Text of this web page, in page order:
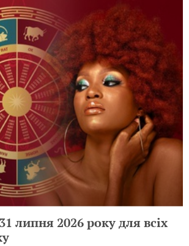
липня 2026 року для всіх